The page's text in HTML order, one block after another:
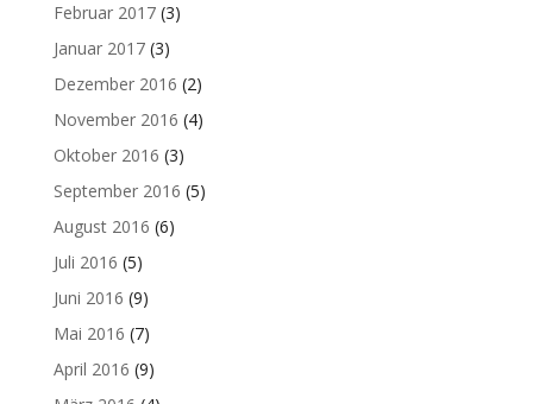
Februar 2017(3)
Januar 2017(3)
Dezember 2016 (2)
November 2016 (4)
Oktober 2016 (3)
September 2016 (5)
August 2016 (6)
Juli 2016 (5)
Juni 2016 (9)
Mai 2016 (7)
April 2016 (9)